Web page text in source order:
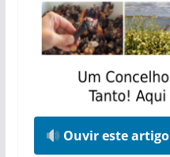
Ouvir este artigo